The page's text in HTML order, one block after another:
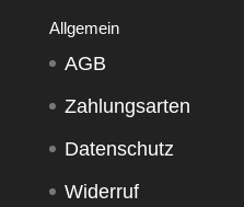
Allgemein
AGB
Zahlungsarten
Datenschutz
Widerruf